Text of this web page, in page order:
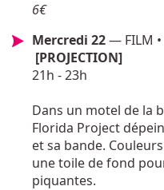
6€
Mercredi 22— FILM •
[PROJECTION]
21h - 23h
Dans un motel de la
Florida Project
et sa bande.
une toile de fond
piquantes.